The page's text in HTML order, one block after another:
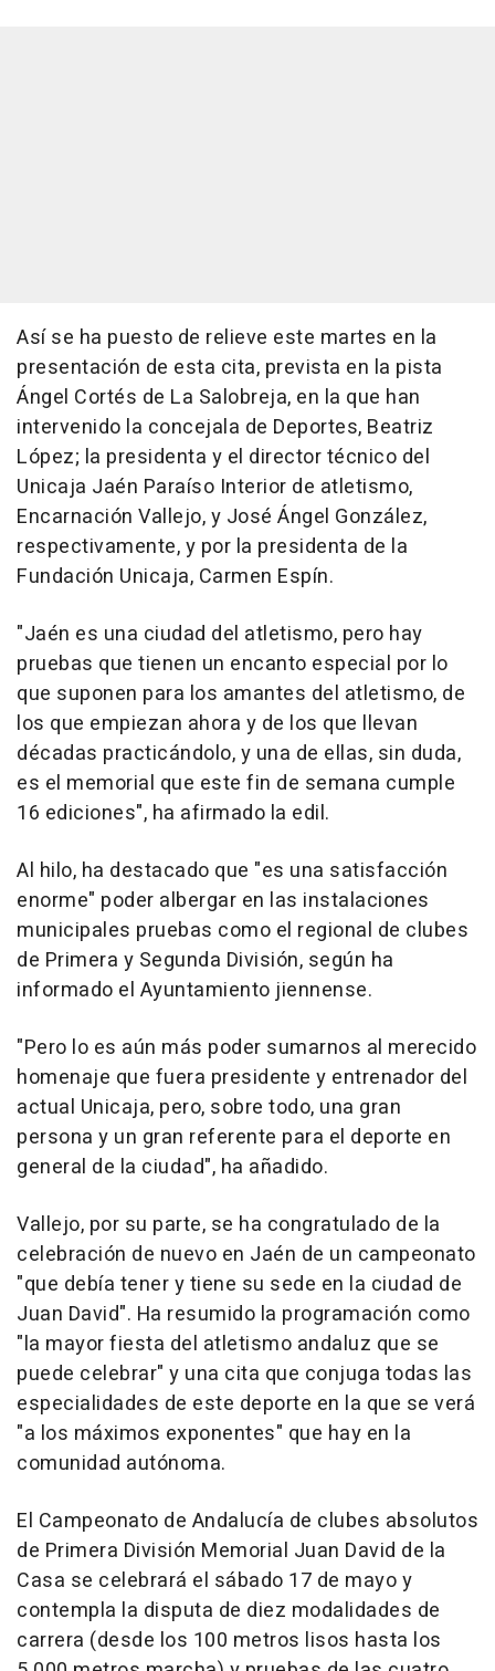
Así se ha puesto de relieve este martes en la
presentación de esta cita, prevista en la pista
Ángel Cortés de La Salobreja, en la que han
intervenido la concejala de Deportes, Beatriz
López; la presidenta y el director técnico del
Unicaja Jaén Paraíso Interior de atletismo,
Encarnación Vallejo, y José Ángel González,
respectivamente, y por la presidenta de la
Fundación Unicaja, Carmen Espín.
"Jaén es una ciudad del atletismo, pero hay
pruebas que tienen un encanto especial por lo
que suponen para los amantes del atletismo, de
los que empiezan ahora y de los que llevan
décadas practicándolo, y una de ellas, sin duda,
es el memorial que este fin de semana cumple
16 ediciones", ha afirmado la edil.
Al hilo, ha destacado que "es una satisfacción
enorme" poder albergar en las instalaciones
municipales pruebas como el regional de clubes
de Primera y Segunda División, según ha
informado el Ayuntamiento jiennense.
"Pero lo es aún más poder sumarnos al merecido
homenaje que fuera presidente y entrenador del
actual Unicaja, pero, sobre todo, una gran
persona y un gran referente para el deporte en
general de la ciudad", ha añadido.
Vallejo, por su parte, se ha congratulado de la
celebración de nuevo en Jaén de un campeonato
"que debía tener y tiene su sede en la ciudad de
Juan David". Ha resumido la programación como
"la mayor fiesta del atletismo andaluz que se
puede celebrar" y una cita que conjuga todas las
especialidades de este deporte en la que se verá
"a los máximos exponentes" que hay en la
comunidad autónoma.
El Campeonato de Andalucía de clubes absolutos
de Primera División Memorial Juan David de la
Casa se celebrará el sábado 17 de mayo y
contempla la disputa de diez modalidades de
carrera (desde los 100 metros lisos hasta los